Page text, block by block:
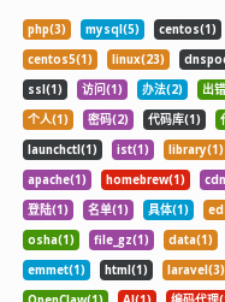
php(3) mysql(5) centos(1)
centos5(1)
linux(23)
ssl(1)
访问(1) 办法(2) 出
个人(1)
密码(2) 代码库(1)
launchctl(1)
ist(1) library(1)
apache(1)
homebrew(1)
登陆(1)
名单(1) 具体(1)
osha(1)
file_gz(1) data(1)
emmet(1)
html(1) laravel(3)